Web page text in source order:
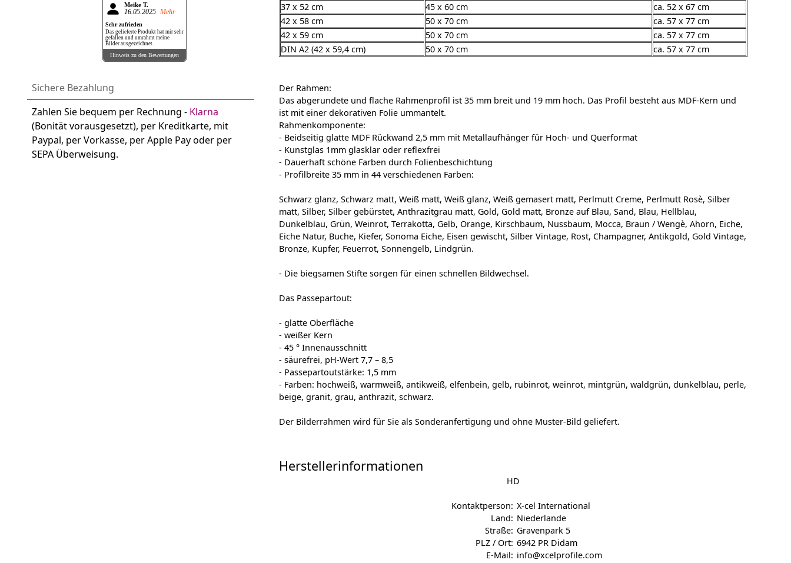
Meike T.
16.05.2025 Mehr
Sehr zufrieden
Das gelieferte Produkt hat mir sehr
gefallen und umrahmt meine
Bilder ausgezeichnet.
Hinweis zu den Bewertungen
Sichere Bezahlung
Zahlen Sie bequem per Rechnung - Klarna
(Bonität vorausgesetzt), per Kreditkarte, mit
Paypal, per Vorkasse, per Apple Pay oder per
SEPA Überweisung.
37 x 52 cm
45 x 60 cm
ca. 52 x 67 cm
42 x 58 cm
50 x 70 cm
ca. 57 x 77 cm
42 x 59 cm
50 x 70 cm
ca. 57 x 77 cm
DIN A2 (42 x 59,4 cm)
50 x 70 cm ca. 57 x 77 cm
Der Rahmen:
Das abgerundete und flache Rahmenprofil ist 35 mm breit und 19 mm hoch. Das Profil besteht aus MDF-Kern und
ist mit einer dekorativen Folie ummantelt.
Rahmenkomponente:
- Beidseitig glatte MDF Rückwand 2,5 mm mit Metallaufhänger für Hoch- und Querformat
- Kunstglas 1mm glasklar oder reflexfrei
- Dauerhaft schöne Farben durch Folienbeschichtung
- Profilbreite 35 mm in 44 verschiedenen Farben:
Schwarz glanz, Schwarz matt, Weiß matt, Weiß glanz, Weiß gemasert matt, Perlmutt Creme, Perlmutt Rosè, Silber
matt, Silber, Silber gebürstet, Anthrazitgrau matt, Gold, Gold matt, Bronze auf Blau, Sand, Blau, Hellblau,
Dunkelblau, Grün, Weinrot, Terrakotta, Gelb, Orange, Kirschbaum, Nussbaum, Mocca, Braun / Wengè, Ahorn, Eiche,
Eiche Natur, Buche, Kiefer, Sonoma Eiche, Eisen gewischt, Silber Vintage, Rost, Champagner, Antikgold, Gold Vintage,
Bronze, Kupfer, Feuerrot, Sonnengelb, Lindgrün.
- Die biegsamen Stifte sorgen für einen schnellen Bildwechsel.
Das Passepartout:
- glatte Oberfläche
- weißer Kern
- 45 ° Innenausschnitt
- säurefrei, pH-Wert 7,7 – 8,5
- Passepartoutstärke: 1,5 mm
- Farben: hochweiß, warmweiß, antikweiß, elfenbein, gelb, rubinrot, weinrot, mintgrün, waldgrün, dunkelblau, perle,
beige, granit, grau, anthrazit, schwarz.
Der Bilderrahmen wird für Sie als Sonderanfertigung und ohne Muster-Bild geliefert.
Herstellerinformationen
HD
Kontaktperson: X-cel International
Land: Niederlande
Straße: Gravenpark 5
PLZ / Ort: 6942 PR Didam
E-Mail: info@xcelprofile.com